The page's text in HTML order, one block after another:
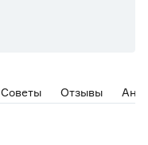
Советы Отзывы